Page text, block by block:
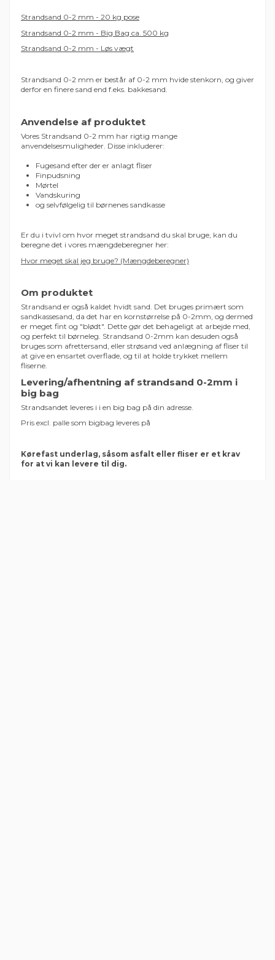
Strandsand 0-2 mm - 20 kg pose
Strandsand 0-2 mm - Big Bag ca. 500 kg
Strandsand 0-2 mm - Løs vægt
Strandsand 0-2 mm er består af 0-2 mm hvide stenkorn, og giver
derfor en finere sand end f.eks. bakkesand.
Anvendelse af produktet
Vores Strandsand 0-2 mm har rigtig mange
anvendelsesmuligheder. Disse inkluderer:
Fugesand efter der er anlagt fliser
Finpudsning
Mørtel
Vandskuring
og selvfølgelig til børnenes sandkasse
Er du i tvivl om hvor meget strandsand du skal bruge, kan du
beregne det i vores mængdeberegner her:
Hvor meget skal jeg bruge? (Mængdeberegner)
Om produktet
Strandsand er også kaldet hvidt sand. Det bruges primært som
sandkassesand, da det har en kornstørrelse på 0-2mm, og dermed
er meget fint og "blødt". Dette gør det behageligt at arbejde med,
og perfekt til børneleg. Strandsand 0-2mm kan desuden også
bruges som afrettersand, eller strøsand ved anlægning af fliser til
at give en ensartet overflade, og til at holde trykket mellem
fliserne.
Levering/afhentning af strandsand 0-2mm i
big bag
Strandsandet leveres i i en big bag på din adresse.
Pris excl. palle som bigbag leveres på
Kørefast underlag, såsom asfalt eller fliser er et krav
for at vi kan levere til dig.